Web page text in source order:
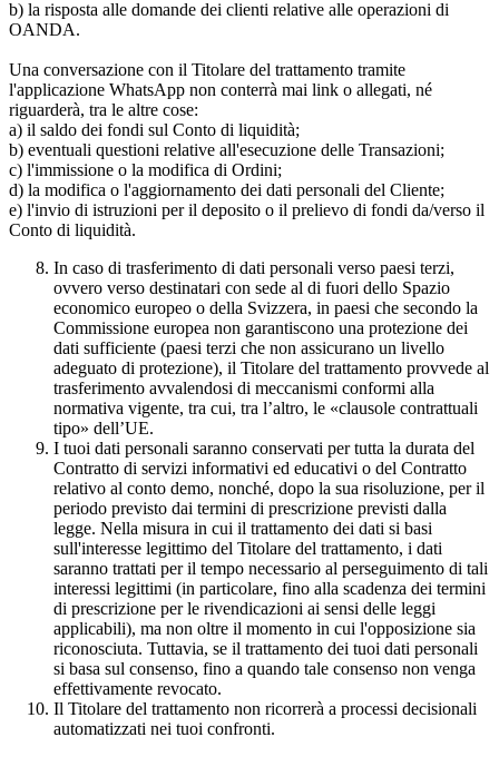
b) la risposta alle domande dei clienti relative alle operazioni di
OANDA.
Una conversazione con il Titolare del trattamento tramite
l'applicazione WhatsApp non conterrà mai link o allegati, né
riguarderà, tra le altre cose:
a) il saldo dei fondi sul Conto di liquidità;
b) eventuali questioni relative all'esecuzione delle Transazioni;
c) l'immissione o la modifica di Ordini;
d) la modifica o l'aggiornamento dei dati personali del Cliente;
e) l'invio di istruzioni per il deposito o il prelievo di fondi da/verso il
Conto di liquidità.
In caso di trasferimento di dati personali verso paesi terzi,
ovvero verso destinatari con sede al di fuori dello Spazio
economico europeo o della Svizzera, in paesi che secondo la
Commissione europea non garantiscono una protezione dei
dati sufficiente (paesi terzi che non assicurano un livello
adeguato di protezione), il Titolare del trattamento provvede al
trasferimento avvalendosi di meccanismi conformi alla
normativa vigente, tra cui, tra l’altro, le «clausole contrattuali
tipo» dell’UE.
I tuoi dati personali saranno conservati per tutta la durata del
Contratto di servizi informativi ed educativi o del Contratto
relativo al conto demo, nonché, dopo la sua risoluzione, per il
periodo previsto dai termini di prescrizione previsti dalla
legge. Nella misura in cui il trattamento dei dati si basi
sull'interesse legittimo del Titolare del trattamento, i dati
saranno trattati per il tempo necessario al perseguimento di tali
interessi legittimi (in particolare, fino alla scadenza dei termini
di prescrizione per le rivendicazioni ai sensi delle leggi
applicabili), ma non oltre il momento in cui l'opposizione sia
riconosciuta. Tuttavia, se il trattamento dei tuoi dati personali
si basa sul consenso, fino a quando tale consenso non venga
effettivamente revocato.
Il Titolare del trattamento non ricorrerà a processi decisionali
automatizzati nei tuoi confronti.